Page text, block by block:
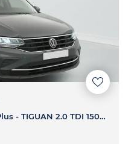
2.0 TDI 150ch DSG7 Life Plus - TIGUAN 2.0 TDI 150ch DSG7 Life Plus